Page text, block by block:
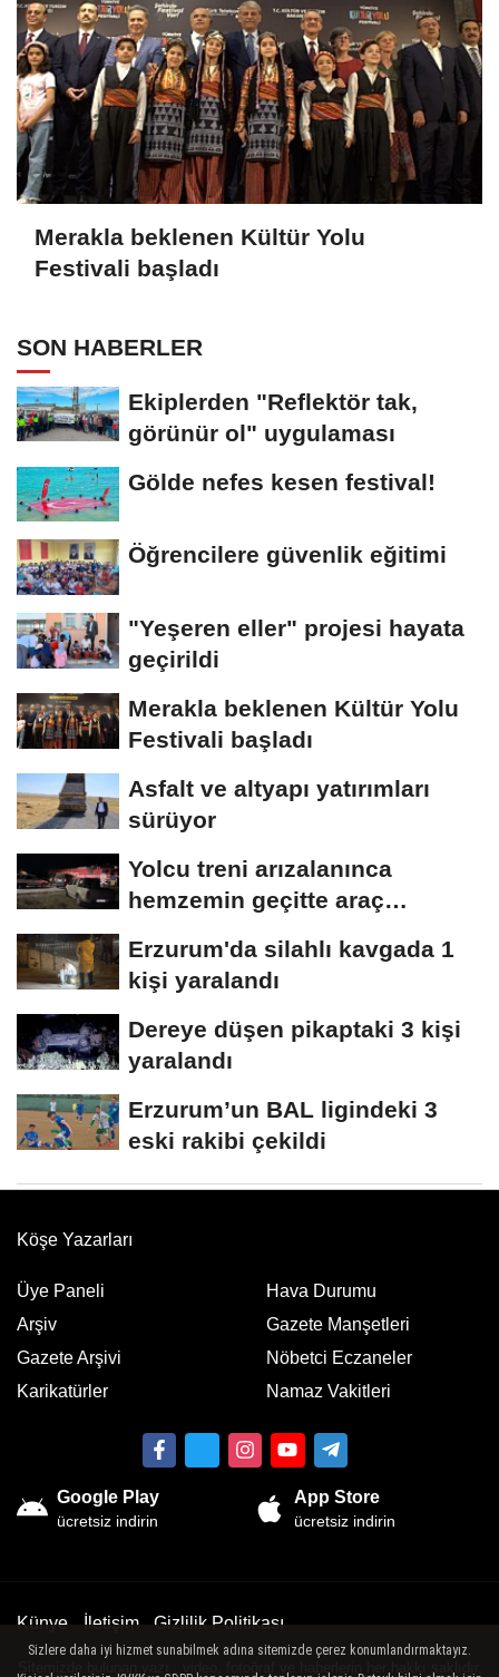
Merakla beklenen Kültür Yolu
Festivali başladı
SON HABERLER
Ekiplerden "Reflektör tak,
görünür ol" uygulaması
Gölde nefes kesen festival!
Öğrencilere güvenlik eğitimi
"Yeşeren eller" projesi hayata
geçirildi
Merakla beklenen Kültür Yolu
Festivali başladı
Asfalt ve altyapı yatırımları
sürüyor
Yolcu treni arızalanınca
hemzemin geçitte araç
Erzurum'da silahlı kavgada 1
kişi yaralandı
Dereye düşen pikaptaki 3 kişi
yaralandı
Erzurum’un BAL ligindeki 3
eski rakibi çekildi
Köşe Yazarları
Üye Paneli
Arşiv
Gazete Arşivi
Karikatürler
Hava Durumu
Gazete Manşetleri
Nöbetci Eczaneler
Namaz Vakitleri
Google Play
ücretsiz indirin
App Store
ücretsiz indirin
Künye İletişim Gizlilik Politikası
Sizlere daha iyi hizmet sunabilmek adına sitemizde çerez konumlandırmaktayız.